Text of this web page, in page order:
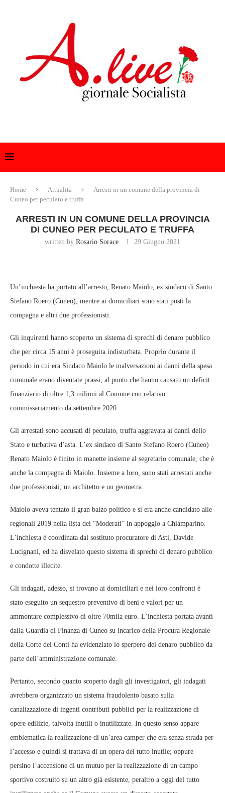
Home Attualità
Arresti in un comune della provincia di
Cuneo per peculato e truffa
ARRESTI IN UN COMUNE DELLA PROVINCIA
DI CUNEO PER PECULATO E TRUFFA
written by Rosario Sorace 29 Giugno 2021
Un’inchiesta ha portato all’arresto, Renato Maiolo, ex sindaco di Santo
Stefano Roero (Cuneo), mentre ai domiciliari sono stati posti la
compagna e altri due professionisti.
Gli inquirenti hanno scoperto un sistema di sprechi di denaro pubblico
che per circa 15 anni è proseguita indisturbata. Proprio durante il
periodo in cui era Sindaco Maiolo le malversazioni ai danni della spesa
comunale erano diventate prassi, al punto che hanno causato un deficit
finanziario di oltre 1,3 milioni al Comune con relativo
commissariamento da settembre 2020.
Gli arrestati sono accusati di peculato, truffa aggravata ai danni dello
Stato e turbativa d’asta. L’ex sindaco di Santo Stefano Roero (Cuneo)
Renato Maiolo è finito in manette insieme al segretario comunale, che è
anche la compagna di Maiolo. Insieme a loro, sono stati arrestati anche
due professionisti, un architetto e un geometra.
Maiolo aveva tentato il gran balzo politico e si era anche candidato alle
regionali 2019 nella lista dei “Moderati” in appoggio a Chiamparino.
L’inchiesta è coordinata dal sostituto procuratore di Asti, Davide
Lucignani, ed ha disvelato questo sistema di sprechi di denaro pubblico
e condotte illecite.
Gli indagati, adesso, si trovano ai domiciliari e nei loro confronti è
stato eseguito un sequestro preventivo di beni e valori per un
ammontare complessivo di oltre 70mila euro. L’inchiesta portata avanti
dalla Guardia di Finanza di Cuneo su incarico della Procura Regionale
della Corte dei Conti ha evidenziato lo sperpero del denaro pubblico da
parte dell’amministrazione comunale.
Pertanto, secondo quanto scoperto dagli gli investigatori, gli indagati
avrebbero organizzato un sistema fraudolento basato sulla
canalizzazione di ingenti contributi pubblici per la realizzazione di
opere edilizie, talvolta inutili o inutilizzate. In questo senso appare
emblematica la realizzazione di un’area camper che era senza strada per
l’accesso e quindi si trattava di un opera del tutto inutile; oppure
persino l’accensione di un mutuo per la realizzazione di un campo
sportivo costruito su un altro già esistente, peraltro a oggi del tutto